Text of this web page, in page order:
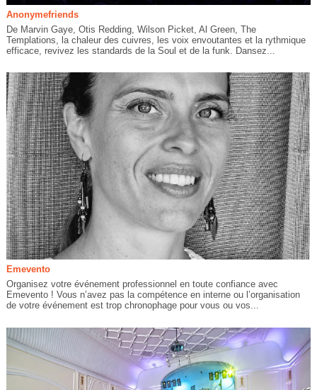
Anonymefriends
De Marvin Gaye, Otis Redding, Wilson Picket, Al Green, The
Templations, la chaleur des cuivres, les voix envoutantes et la rythmique
efficace, revivez les standards de la Soul et de la funk. Dansez...
Emevento
Organisez votre événement professionnel en toute confiance avec
Emevento ! Vous n’avez pas la compétence en interne ou l’organisation
de votre événement est trop chronophage pour vous ou vos...